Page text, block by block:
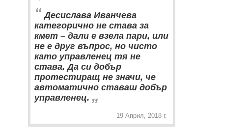
“ Десислава Иванчева
категорично не става за
кмет – дали е взела пари, или
не е друг въпрос, но чисто
като управленец тя не
става. Да си добър
протестиращ не значи, че
автоматично ставаш добър
управленец. „
19 Април, 2018 г.